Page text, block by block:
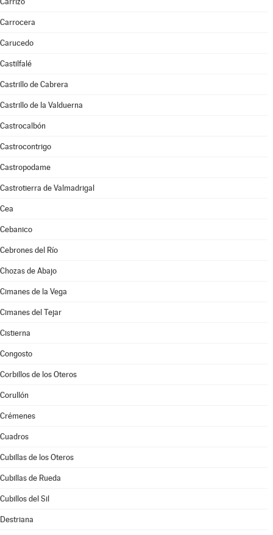
Carrocera
Carucedo
Castilfalé
Castrillo de Cabrera
Castrillo de la Valduerna
Castrocalbón
Castrocontrigo
Castropodame
Castrotierra de Valmadrigal
Cea
Cebanico
Cebrones del Río
Chozas de Abajo
Cimanes de la Vega
Cimanes del Tejar
Cistierna
Congosto
Corbillos de los Oteros
Corullón
Crémenes
Cuadros
Cubillas de los Oteros
Cubillas de Rueda
Cubillos del Sil
Destriana